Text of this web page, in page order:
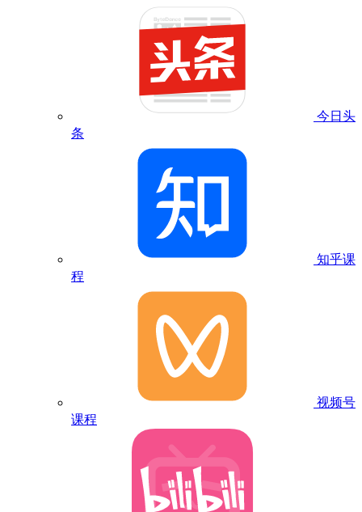
今日头
条
知乎课
程
视频号
课程